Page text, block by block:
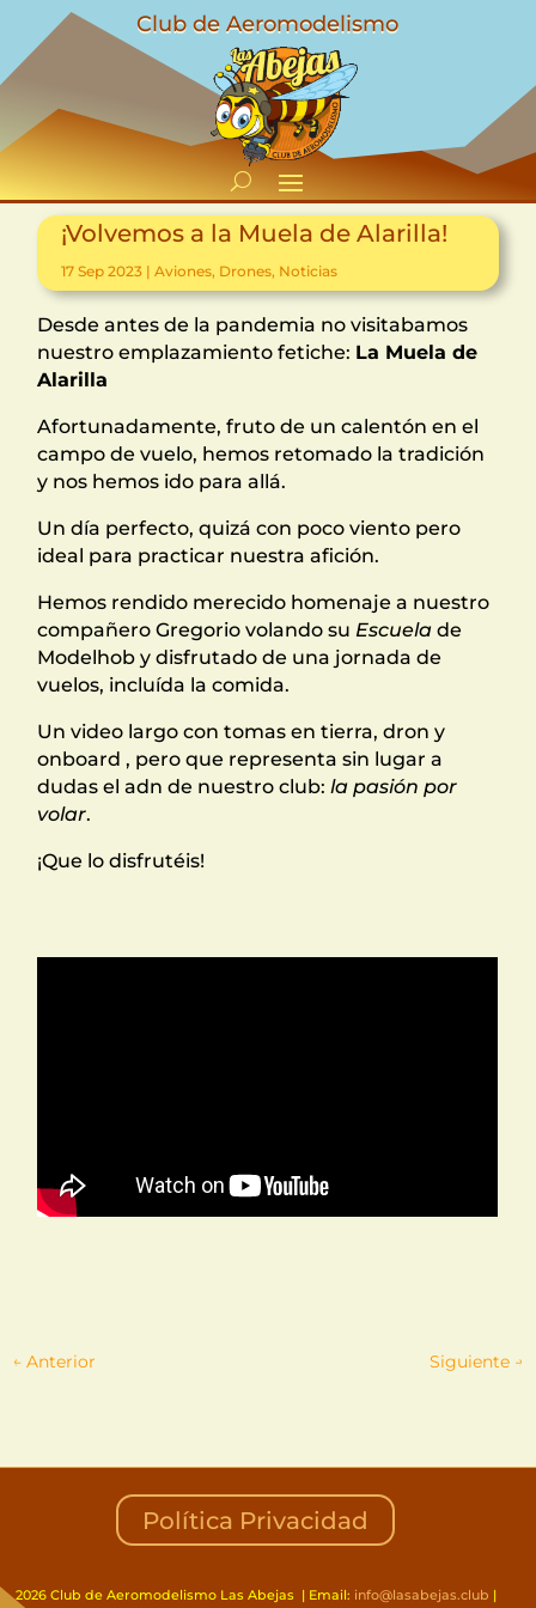
Club de Aeromodelismo
¡Volvemos a la Muela de Alarilla!
17 Sep 2023 |Aviones, Drones, Noticias
Desde antes de la pandemia no visitabamos
nuestro emplazamiento fetiche: La Muela de
Alarilla
Afortunadamente, fruto de un calentón en el
campo de vuelo, hemos retomado la tradición
y nos hemos ido para allá.
Un día perfecto, quizá con poco viento pero
ideal para practicar nuestra afición.
Hemos rendido merecido homenaje a nuestro
compañero Gregorio volando su Escuela de
Modelhob y disfrutado de una jornada de
vuelos, incluída la comida.
Un video largo con tomas en tierra, dron y
onboard , pero que representa sin lugar a
dudas el adn de nuestro club:la pasión por
volar.
¡Que lo disfrutéis!
← Anterior Siguiente →
Política Privacidad
2026 Club de Aeromodelismo Las Abejas | Email: info@lasabejas.club |